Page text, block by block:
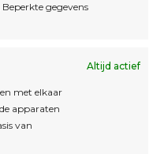
gegevens
Altijd actief
met elkaar
apparaten
van